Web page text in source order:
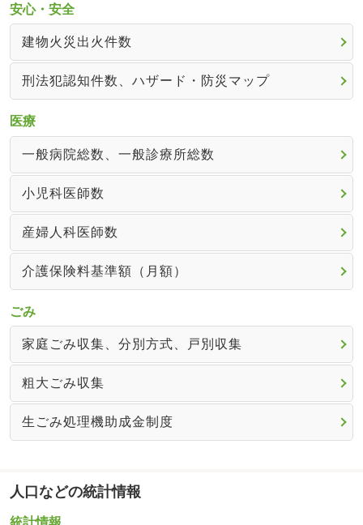
安心・安全
建物火災出火件数
刑法犯認知件数、ハザード・防災マップ
医療
一般病院総数、一般診療所総数
小児科医師数
産婦人科医師数
介護保険料基準額（月額）
ごみ
家庭ごみ収集、分別方式、戸別収集
粗大ごみ収集
生ごみ処理機助成金制度
人口などの統計情報
統計情報